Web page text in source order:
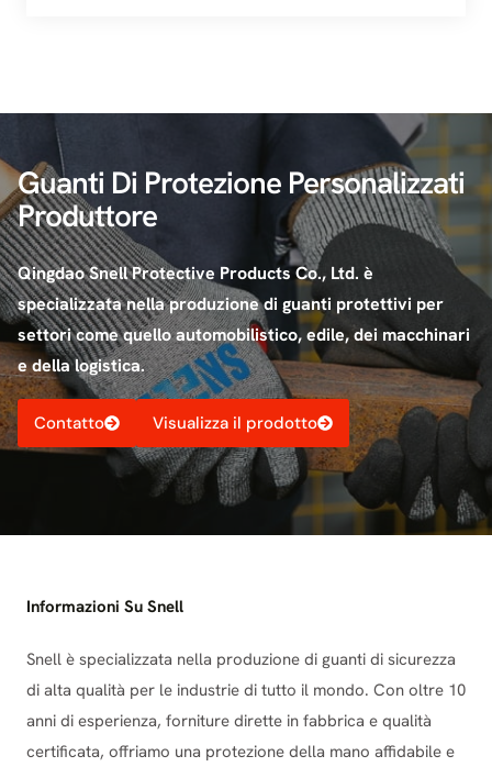
Guanti Di Protezione Personalizzati
Produttore
Qingdao Snell Protective Products Co., Ltd. è
specializzata nella produzione di guanti protettivi per
settori come quello automobilistico, edile, dei macchinari
e della logistica.
Contatto Visualizza il prodotto
Informazioni Su Snell
Snell è specializzata nella produzione di guanti di sicurezza
di alta qualità per le industrie di tutto il mondo. Con oltre 10
anni di esperienza, forniture dirette in fabbrica e qualità
certificata, offriamo una protezione della mano affidabile e